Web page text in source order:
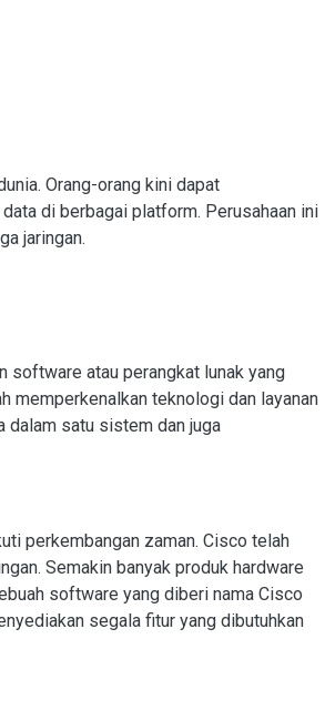
Orang-orang kini dapat
di berbagai platform. Perusahaan ini
jaringan.
atau perangkat lunak yang
memperkenalkan teknologi dan layanan
dalam satu sistem dan juga
perkembangan zaman. Cisco telah
Semakin banyak produk hardware
software yang diberi nama Cisco
segala fitur yang dibutuhkan